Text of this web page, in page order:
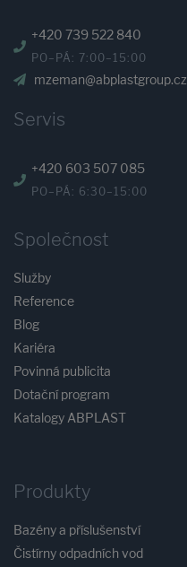
+420 739 522 840
PO–PÁ: 7:00–15:00
mzeman@abplastgroup.cz
Servis
+420 603 507 085
PO–PÁ: 6:30–15:00
Společnost
Služby
Reference
Blog
Kariéra
Povinná publicita
Dotační program
Katalogy ABPLAST
Produkty
Bazény a příslušenství
Čistírny odpadních vod